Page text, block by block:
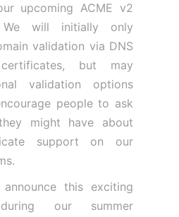
upcoming ACME v2
will initially only
validation via DNS
but may
validation options
people to ask
might have about
support on our
.
this exciting
during our summer